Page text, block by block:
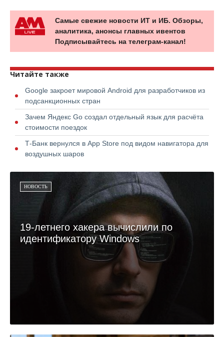
Самые свежие новости ИТ и ИБ. Обзоры,
аналитика, анонсы главных ивентов
Подписывайтесь на телеграм-канал!
Читайте также
Google закроет мировой Android для разработчиков из
подсанкционных стран
Зачем Яндекс Go создал отдельный язык для расчёта
стоимости поездок
Т-Банк вернулся в App Store под видом навигатора для
воздушных шаров
НОВОСТЬ
19-летнего хакера вычислили по
идентификатору Windows